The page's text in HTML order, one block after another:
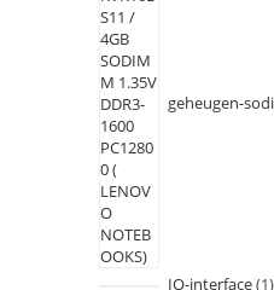
geheugen-
IO-interface 1